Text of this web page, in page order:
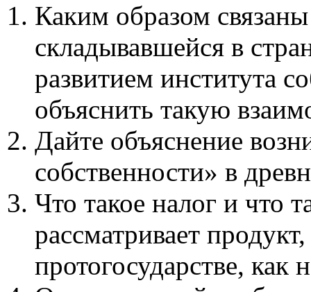
Каким образом связаны
складывавшейся в
развитием института
объяснить такую
Дайте объяснение
собственности» в
Что такое налог и что
рассматривает
протогосударстве, как